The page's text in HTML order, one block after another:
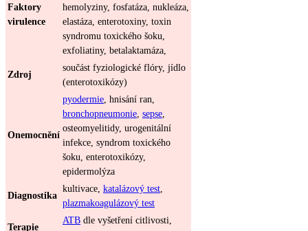
Faktory
virulence
hemolyziny, fosfatáza, nukleáza,
elastáza, enterotoxiny, toxin
syndromu toxického šoku,
exfoliatiny, betalaktamáza,
Zdroj
součást fyziologické flóry, jídlo
(enterotoxikózy)
Onemocnění
pyodermie , hnisání ran,
bronchopneumonie sepse
osteomyelitidy, urogenitální
infekce, syndrom toxického
šoku, enterotoxikózy,
epidermolýza
Diagnostika
kultivace, katalázový test
plazmakoagulázový test
Terapie
ATB dle vyšetření citlivosti,